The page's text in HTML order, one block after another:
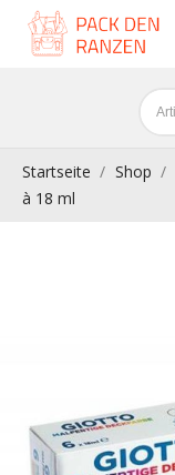
Startseite Shop
à 18 ml